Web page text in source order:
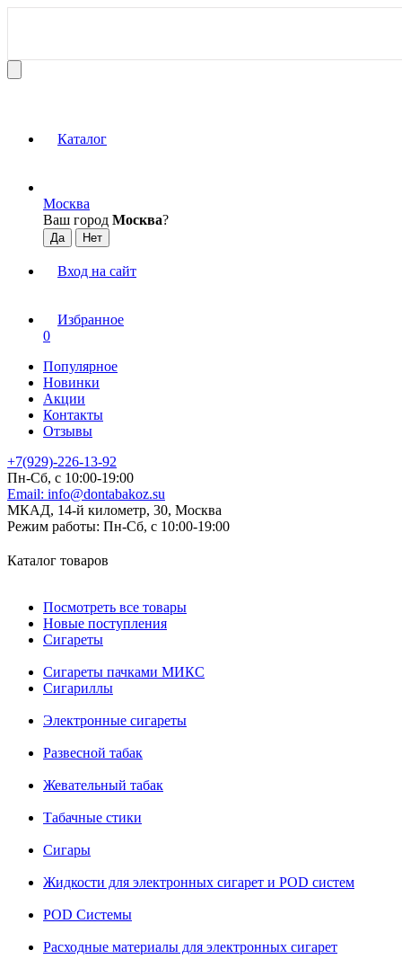
Каталог
Москва
Ваш город Москва?
Вход на сайт
Избранное
0
Популярное
Новинки
Акции
Контакты
Отзывы
+7(929)-226-13-92
Пн-Сб, с 10:00-19:00
Email: info@dontabakoz.su
МКАД, 14-й километр, 30, Москва
Режим работы: Пн-Сб, с 10:00-19:00
Каталог товаров
Посмотреть все товары
Новые поступления
Сигареты
Сигареты пачками МИКС
Сигариллы
Электронные сигареты
Развесной табак
Жевательный табак
Табачные стики
Сигары
Жидкости для электронных сигарет и POD систем
POD Системы
Расходные материалы для электронных сигарет